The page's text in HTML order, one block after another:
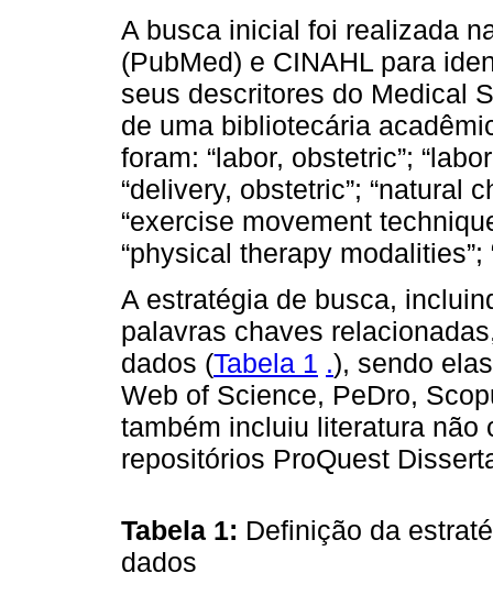
A busca inicial foi realizada
(PubMed) e CINAHL para
seus descritores do Medical
de uma bibliotecária
foram: “labor, obstetric”;
“delivery, obstetric”; “natural
“exercise movement
“physical therapy modalities”;
A estratégia de busca,
palavras chaves
dados (Tabela 1 .), sendo
Web of Science, PeDro,
também incluiu literatura
repositórios ProQuest
Tabela 1: Definição da
dados